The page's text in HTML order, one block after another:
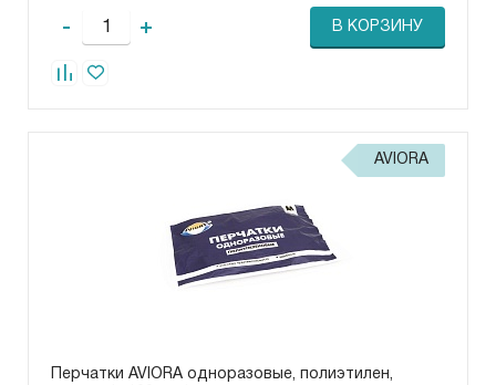
- + В КОРЗИНУ
AVIORA
Перчатки AVIORA одноразовые, полиэтилен,